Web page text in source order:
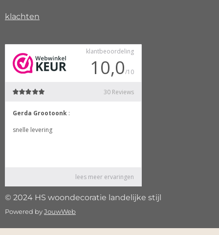
klachten
© 2024 HS woondecoratie landelijke stijl
Powered byJouwWeb